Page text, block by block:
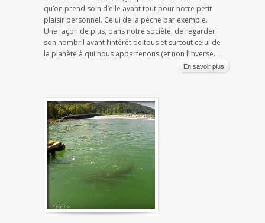
qu’on prend soin d’elle avant tout pour notre petit
plaisir personnel. Celui de la pêche par exemple.
Une façon de plus, dans notre société, de regarder
son nombril avant l’intérêt de tous et surtout celui de
la planète à qui nous appartenons (et non l’inverse...
En savoir plus